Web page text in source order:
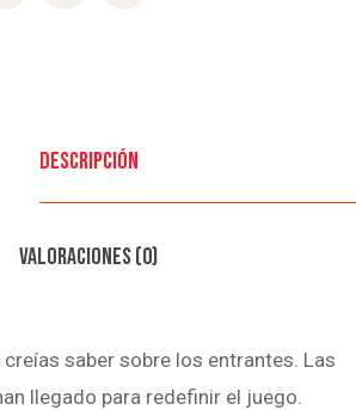
Descripción
Valoraciones (0)
saber sobre los entrantes. Las
llegado para redefinir el juego.